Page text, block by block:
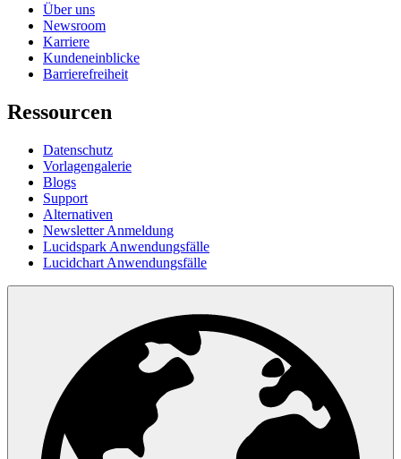
Über uns
Newsroom
Karriere
Kundeneinblicke
Barrierefreiheit
Ressourcen
Datenschutz
Vorlagengalerie
Blogs
Support
Alternativen
Newsletter Anmeldung
Lucidspark Anwendungsfälle
Lucidchart Anwendungsfälle